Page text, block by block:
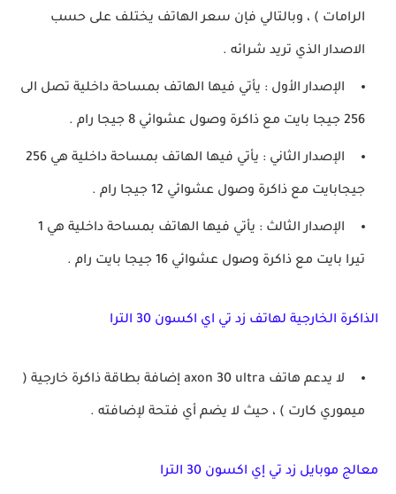
الرامات ) ، وبالتالي فإن سعر الهاتف يختلف على حسب
الاصدار الذي تريد شرائه .
الإصدار الأول : يأتي فيها الهاتف بمساحة داخلية تصل الى
256 جيجا بايت مع ذاكرة وصول عشوائي 8 جيجا رام .
الإصدار الثاني : يأتي فيها الهاتف بمساحة داخلية هي 256
جيجابايت مع ذاكرة وصول عشوائي 12 جيجا رام .
الإصدار الثالث : يأتي فيها الهاتف بمساحة داخلية هي 1
تيرا بايت مع ذاكرة وصول عشوائي 16 جيجا بايت رام .
الذاكرة الخارجية لهاتف زد تي اي اكسون 30 الترا
لا يدعم هاتف axon 30 ultra إضافة بطاقة ذاكرة خارجية (
ميموري كارت ) ، حيث لا يضم أي فتحة لإضافته .
معالج موبايل زد تي إي اكسون 30 الترا